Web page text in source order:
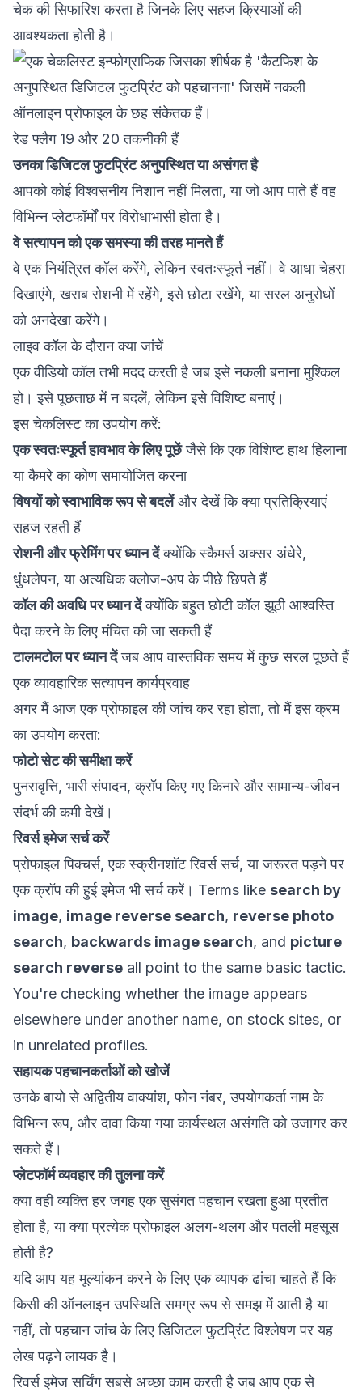
चेक की सिफारिश करता है जिनके लिए सहज क्रियाओं की
आवश्यकता होती है।
रेड फ्लैग 19 और 20 तकनीकी हैं
उनका डिजिटल फुटप्रिंट अनुपस्थित या असंगत है
आपको कोई विश्वसनीय निशान नहीं मिलता, या जो आप पाते हैं वह
विभिन्न प्लेटफॉर्मों पर विरोधाभासी होता है।
वे सत्यापन को एक समस्या की तरह मानते हैं
वे एक नियंत्रित कॉल करेंगे, लेकिन स्वतःस्फूर्त नहीं। वे आधा चेहरा
दिखाएंगे, खराब रोशनी में रहेंगे, इसे छोटा रखेंगे, या सरल अनुरोधों
को अनदेखा करेंगे।
लाइव कॉल के दौरान क्या जांचें
एक वीडियो कॉल तभी मदद करती है जब इसे नकली बनाना मुश्किल
हो। इसे पूछताछ में न बदलें, लेकिन इसे विशिष्ट बनाएं।
इस चेकलिस्ट का उपयोग करें:
एक स्वतःस्फूर्त हावभाव के लिए पूछेंजैसे कि एक विशिष्ट हाथ हिलाना
या कैमरे का कोण समायोजित करना
विषयों को स्वाभाविक रूप से बदलेंऔर देखें कि क्या प्रतिक्रियाएं
सहज रहती हैं
रोशनी और फ्रेमिंग पर ध्यान देंक्योंकि स्कैमर्स अक्सर अंधेरे,
धुंधलेपन, या अत्यधिक क्लोज-अप के पीछे छिपते हैं
कॉल की अवधि पर ध्यान देंक्योंकि बहुत छोटी कॉल झूठी आश्वस्ति
पैदा करने के लिए मंचित की जा सकती हैं
टालमटोल पर ध्यान देंजब आप वास्तविक समय में कुछ सरल पूछते हैं
एक व्यावहारिक सत्यापन कार्यप्रवाह
अगर मैं आज एक प्रोफाइल की जांच कर रहा होता, तो मैं इस क्रम
का उपयोग करता:
फोटो सेट की समीक्षा करें
पुनरावृत्ति, भारी संपादन, क्रॉप किए गए किनारे और सामान्य-जीवन
संदर्भ की कमी देखें।
रिवर्स इमेज सर्च करें
प्रोफाइल पिक्चर्स, एक स्क्रीनशॉट रिवर्स सर्च, या जरूरत पड़ने पर
एक क्रॉप की हुई इमेज भी सर्च करें। Terms like search by
image, image reverse search, reverse photo
search, backwards image search, and picture
search reverse all point to the same basic tactic.
You're checking whether the image appears
elsewhere under another name, on stock sites, or
in unrelated profiles.
सहायक पहचानकर्ताओं को खोजें
उनके बायो से अद्वितीय वाक्यांश, फोन नंबर, उपयोगकर्ता नाम के
विभिन्न रूप, और दावा किया गया कार्यस्थल असंगति को उजागर कर
सकते हैं।
प्लेटफॉर्म व्यवहार की तुलना करें
क्या वही व्यक्ति हर जगह एक सुसंगत पहचान रखता हुआ प्रतीत
होता है, या क्या प्रत्येक प्रोफाइल अलग-थलग और पतली महसूस
होती है?
यदि आप यह मूल्यांकन करने के लिए एक व्यापक ढांचा चाहते हैं कि
किसी की ऑनलाइन उपस्थिति समग्र रूप से समझ में आती है या
नहीं, तोपहचान जांच के लिए डिजिटल फुटप्रिंट विश्लेषणपर यह
लेख पढ़ने लायक है।
रिवर्स इमेज सर्चिंग सबसे अच्छा काम करती है जब आप एक से